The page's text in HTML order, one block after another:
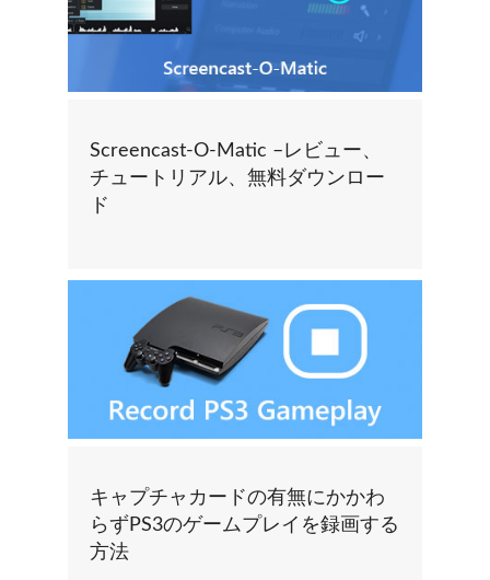
Screencast-O-Matic –レビュー、
チュートリアル、無料ダウンロー
ド
キャプチャカードの有無にかかわ
らずPS3のゲームプレイを録画する
方法